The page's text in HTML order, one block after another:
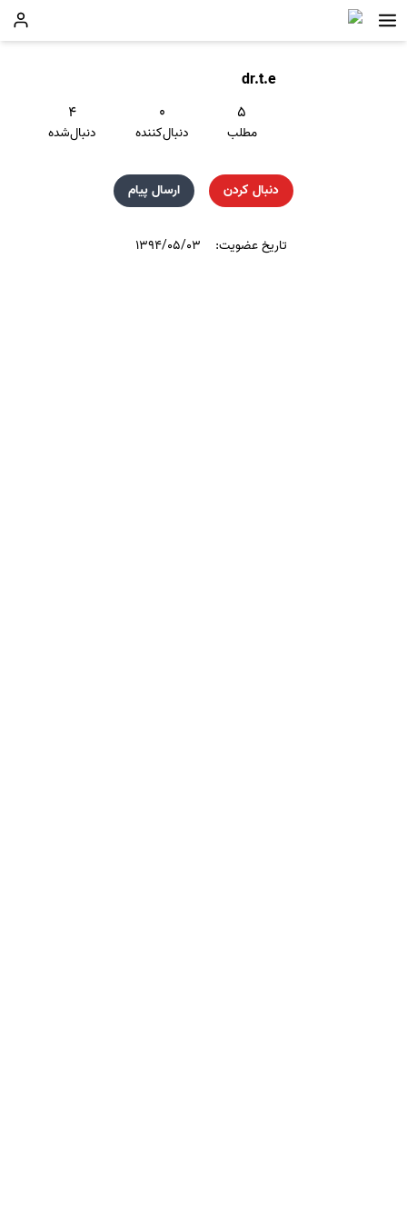
dr.t.e
۵
مطلب
۰
دنبال‌کننده
۴
دنبال‌شده
دنبال کردن ارسال پیام
تاریخ عضویت: ۱۳۹۴/۰۵/۰۳